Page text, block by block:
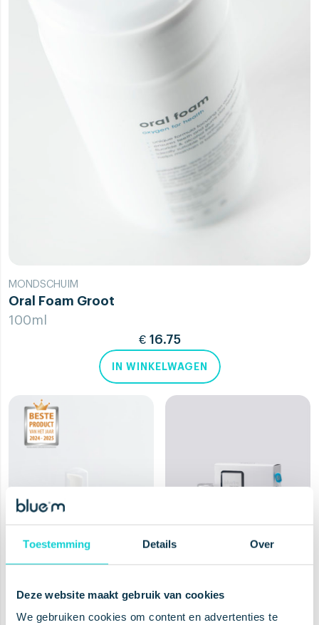
Toestemming Details Over
Deze website maakt gebruik van cookies
We gebruiken cookies om content en advertenties te
MONDSCHUIM
Oral Foam Groot
100ml
€16.75
IN WINKELWAGEN
MONDSCHUIM
Oral Foam On-the-go
KITS & SETS
Aligner Care